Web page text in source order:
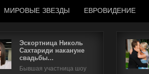
МИРОВЫЕ ЗВЕЗДЫ ЕВРОВИДЕНИЕ
Эскортница Николь
Сахтариди накануне
свадьбы...
Бывшая участница шоу
Имя пользователя